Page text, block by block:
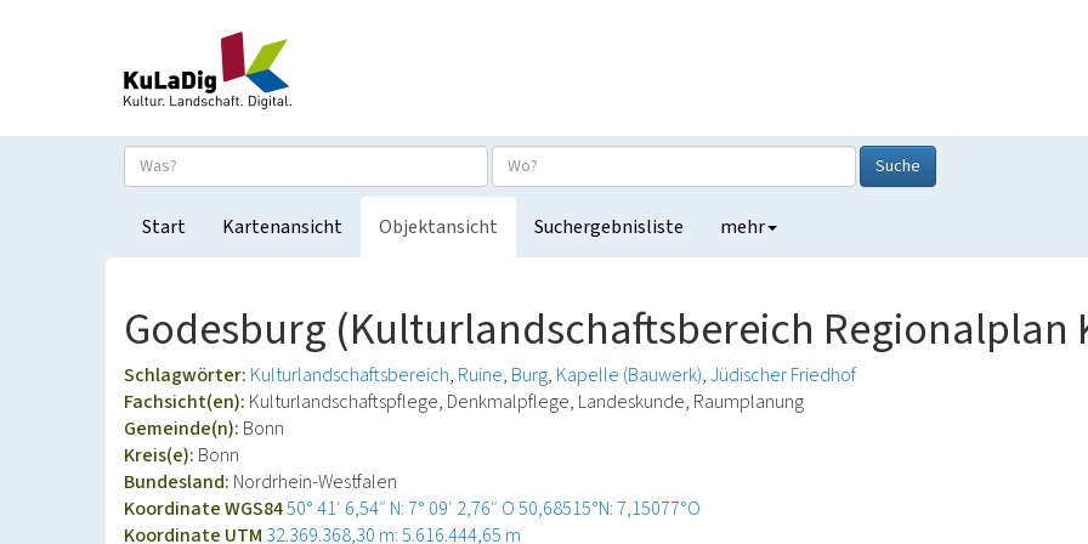
Suche
Start Kartenansicht Objektansicht Suchergebnisliste mehr
Godesburg (Kulturlandschaftsbereich Regionalplan
Schlagwörter: Kulturlandschaftsbereich Ruine Burg Kapelle (Bauwerk) Jüdischer Friedhof
Fachsicht(en): Kulturlandschaftspflege, Denkmalpflege, Landeskunde, Raumplanung
Gemeinde(n): Bonn
Kreis(e): Bonn
Bundesland: Nordrhein-Westfalen
Koordinate WGS8450° 41′ 6,54″ N: 7° 09′ 2,76″ O50,68515°N: 7,15077°O
Koordinate UTM 32.369.368,30 m: 5.616.444,65 m